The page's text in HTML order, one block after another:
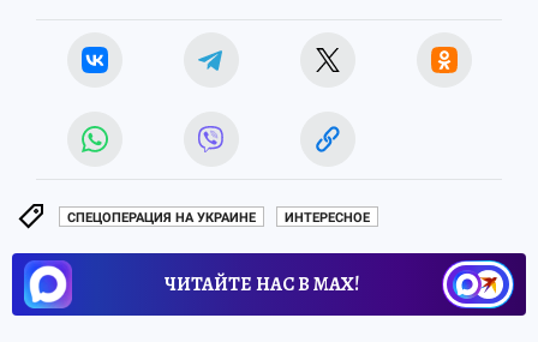
СПЕЦОПЕРАЦИЯ НА УКРАИНЕ ИНТЕРЕСНОЕ
ЧИТАЙТЕ НАС В МАХ!